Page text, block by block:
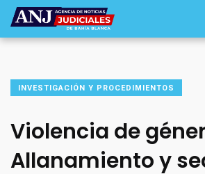
INVESTIGACIÓN Y PROCEDIMIENTOS
Violencia de
Allanamiento y